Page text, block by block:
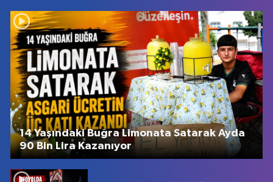
14 Yaşındaki Buğra Limonata Satarak Ayda
90 Bin Lira Kazanıyor